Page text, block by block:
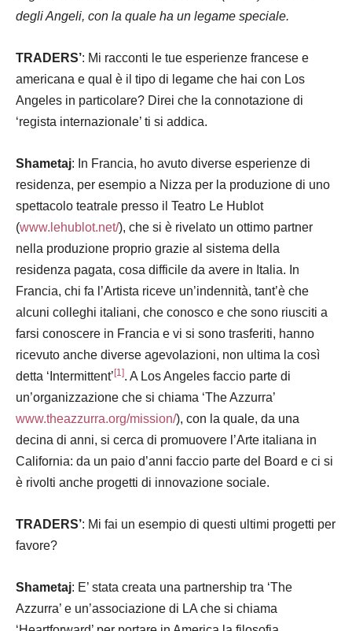
degli Angeli, con la quale ha un legame speciale.
TRADERS’: Mi racconti le tue esperienze francese e
americana e qual è il tipo di legame che hai con Los
Angeles in particolare? Direi che la connotazione di
‘regista internazionale’ ti si addica.
Shametaj: In Francia, ho avuto diverse esperienze di
residenza, per esempio a Nizza per la produzione di uno
spettacolo teatrale presso il Teatro Le Hublot
(www.lehublot.net/), che si è rivelato un ottimo partner
nella produzione proprio grazie al sistema della
residenza pagata, cosa difficile da avere in Italia. In
Francia, chi fa l’Artista riceve un’indennità, tant’è che
alcuni colleghi italiani, che conosco e che sono riusciti a
farsi conoscere in Francia e vi si sono trasferiti, hanno
ricevuto anche diverse agevolazioni, non ultima la così
detta ‘Intermittent’ [1]. A Los Angeles faccio parte di
un’organizzazione che si chiama ‘The Azzurra’
www.theazzurra.org/mission/), con la quale, da una
decina di anni, si cerca di promuovere l’Arte italiana in
California: da un paio d’anni faccio parte del Board e ci si
è rivolti anche progetti di innovazione sociale.
TRADERS’: Mi fai un esempio di questi ultimi progetti per
favore?
Shametaj: E’ stata creata una partnership tra ‘The
Azzurra’ e un’associazione di LA che si chiama